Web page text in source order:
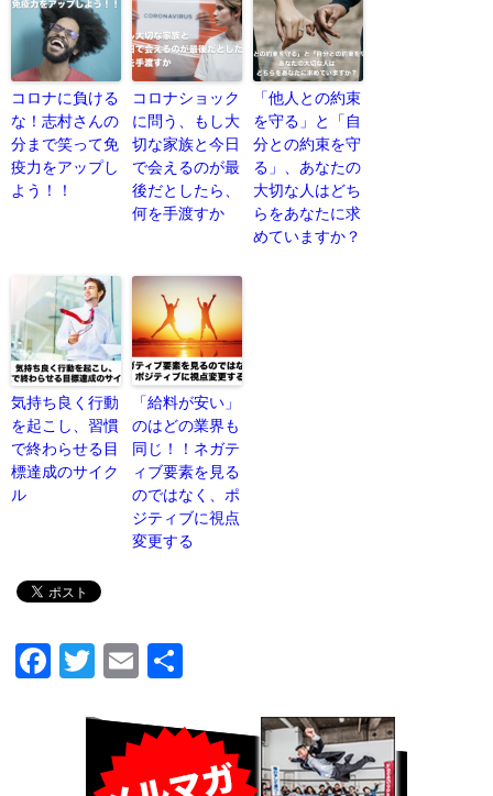
コロナに負ける
な！志村さんの
分まで笑って免
疫力をアップし
よう！！
コロナショック
に問う、もし大
切な家族と今日
で会えるのが最
後だとしたら、
何を手渡すか
「他人との約束
を守る」と「自
分との約束を守
る」、あなたの
大切な人はどち
らをあなたに求
めていますか？
気持ち良く行動
を起こし、習慣
で終わらせる目
標達成のサイク
ル
「給料が安い」
のはどの業界も
同じ！！ネガテ
ィブ要素を見る
のではなく、ポ
ジティブに視点
変更する
F
T
tt
er
E
ail